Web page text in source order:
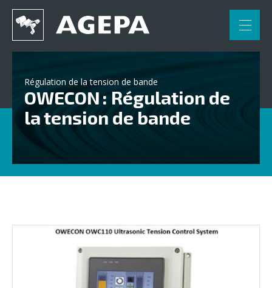
FR NL
Applications
Engineering
Régulation de la tension de bande
OWECON : Régulation de
la tension de bande